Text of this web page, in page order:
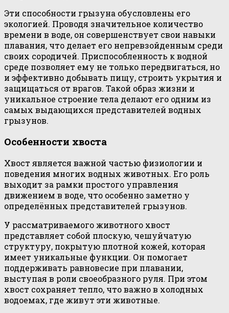
Эти способности грызуна обусловлены его
экологией. Проводя значительное количество
времени в воде, он совершенствует свои навыки
плавания, что делает его непревзойденным среди
своих сородичей. Приспособленность к водной
среде позволяет ему не только передвигаться, но
и эффективно добывать пищу, строить укрытия и
защищаться от врагов. Такой образ жизни и
уникальное строение тела делают его одним из
самых выдающихся представителей водных
грызунов.
Особенности хвоста
Хвост является важной частью физиологии и
поведения многих водных животных. Его роль
выходит за рамки простого управления
движением в воде, что особенно заметно у
определённых представителей грызунов.
У рассматриваемого животного хвост
представляет собой плоскую, чешуйчатую
структуру, покрытую плотной кожей, которая
имеет уникальные функции. Он помогает
поддерживать равновесие при плавании,
выступая в роли своеобразного руля. При этом
хвост сохраняет тепло, что важно в холодных
водоемах, где живут эти животные.